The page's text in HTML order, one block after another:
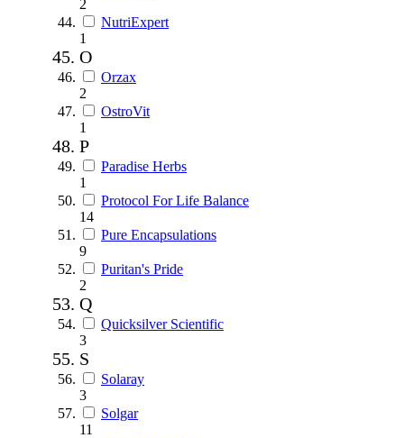
2
NutriExpert
1
O
Orzax
2
OstroVit
1
P
Paradise Herbs
1
Protocol For Life Balance
14
Pure Encapsulations
9
Puritan's Pride
2
Q
Quicksilver Scientific
3
S
Solaray
3
Solgar
11